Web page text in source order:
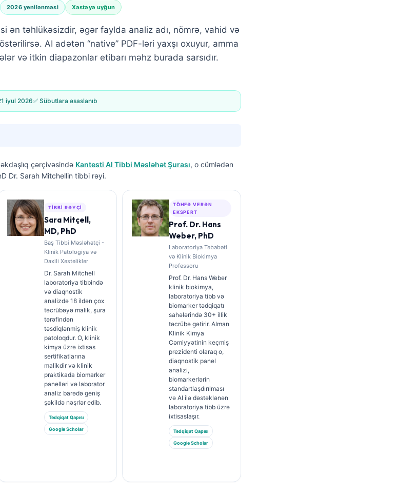
2026 yenilənməsi Xəstəyə uyğun
ən təhlükəsizdir, əgər faylda analiz adı, nömrə, vahid və
AI adətən “native” PDF-ləri yaxşı oxuyur, amma
və itkin diapazonlar etibarı məhz burada sarsıdır.
iyul 2026✅ Sübutlara əsaslanıb
çərçivəsində Kantesti AI Tibbi Məsləhət Şurası, o cümlədən
Dr. Sarah Mitchellin tibbi rəyi.
TIBBI RƏYÇI
Sara Mitçell,
MD, PhD
Baş Tibbi Məsləhətçi -
Klinik Patologiya və
Daxili Xəstəliklər
Dr. Sarah Mitchell
laboratoriya tibbində
və diaqnostik
analizdə 18 ildən çox
təcrübəyə malik, şura
tərəfindən
təsdiqlənmiş klinik
patoloqdur. O, klinik
kimya üzrə ixtisas
sertifikatlarına
malikdir və klinik
praktikada biomarker
panelləri və laborator
analiz barədə geniş
şəkildə nəşrlər edib.
Tədqiqat Qapısı
Google Scholar
TÖHFƏ VERƏN
EKSPERT
Prof. Dr. Hans
Weber, PhD
Laboratoriya Təbabəti
və Klinik Biokimya
Professoru
Prof. Dr. Hans Weber
klinik biokimya,
laboratoriya tibb və
biomarker tədqiqatı
sahələrində 30+ illik
təcrübə gətirir. Alman
Klinik Kimya
Cəmiyyətinin keçmiş
prezidenti olaraq o,
diaqnostik panel
analizi,
biomarkerlərin
standartlaşdırılması
və AI ilə dəstəklənən
laboratoriya tibb üzrə
ixtisaslaşır.
Tədqiqat Qapısı
Google Scholar